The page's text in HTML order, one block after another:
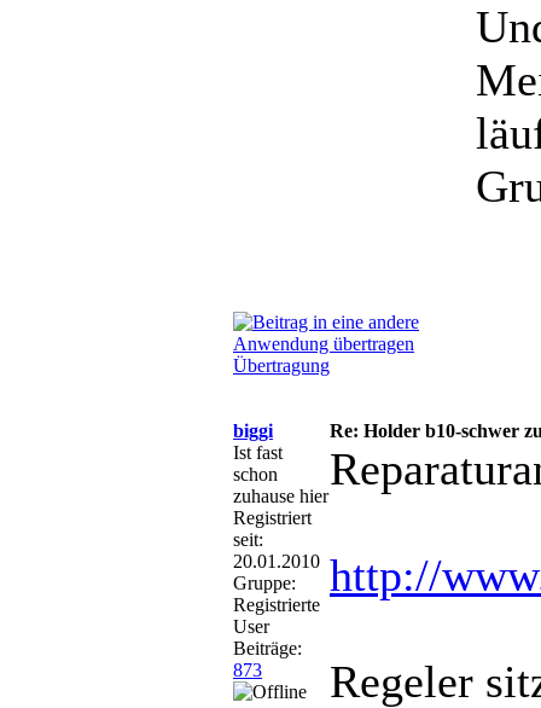
Übertragung
biggi
Re: Holder b10-schwer
Ist fast
schon
zuhause hier
Registriert
seit:
20.01.2010
Gruppe:
Registrierte
User
Beiträge:
873
http://
Regeler